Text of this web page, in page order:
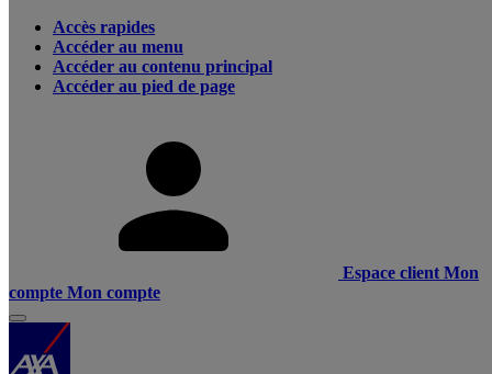
Accès rapides
Accéder au menu
Accéder au contenu principal
Accéder au pied de page
Espace client Mon
compte Mon compte